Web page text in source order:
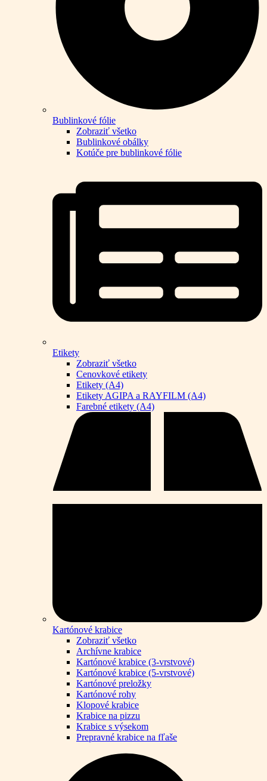
Bublinkové fólie
Zobraziť všetko
Bublinkové obálky
Kotúče pre bublinkové fólie
Etikety
Zobraziť všetko
Cenovkové etikety
Etikety (A4)
Etikety AGIPA a RAYFILM (A4)
Farebné etikety (A4)
Kartónové krabice
Zobraziť všetko
Archívne krabice
Kartónové krabice (3-vrstvové)
Kartónové krabice (5-vrstvové)
Kartónové preložky
Kartónové rohy
Klopové krabice
Krabice na pizzu
Krabice s výsekom
Prepravné krabice na fľaše